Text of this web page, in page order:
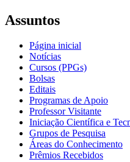
Assuntos
Página inicial
Notícias
Cursos (PPGs)
Bolsas
Editais
Programas de Apoio
Professor Visitante
Iniciação Científica e
Grupos de Pesquisa
Áreas do Conhecimento
Prêmios Recebidos